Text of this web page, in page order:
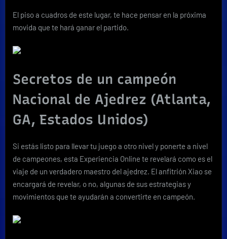
El piso a cuadros de este lugar, te hace pensar en la próxima
movida que te hará ganar el partido.
Secretos de un campeón
Nacional de Ajedrez (Atlanta,
GA, Estados Unidos)
Si estás listo para llevar tu juego a otro nivel y ponerte a nivel
de campeones, esta Experiencia Online te revelará como es el
viaje de un verdadero maestro del ajedrez. El anfitrión Xiao se
encargará de revelar, o no, algunas de sus estrategias y
movimientos que te ayudarán a convertirte en campeón.